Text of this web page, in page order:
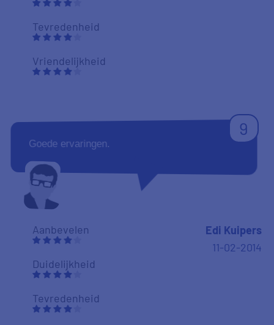
Tevredenheid
Vriendelijkheid
9
Goede ervaringen.
Aanbevelen
Duidelijkheid
Tevredenheid
Edi Kuipers
11-02-2014